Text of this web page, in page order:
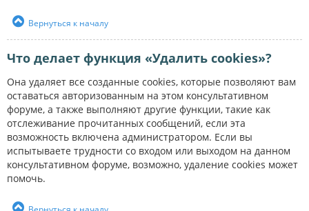
Вернуться к началу
Что делает функция «Удалить cookies»?
Она удаляет все созданные cookies, которые позволяют вам
оставаться авторизованным на этом консультативном
форуме, а также выполняют другие функции, такие как
отслеживание прочитанных сообщений, если эта
возможность включена администратором. Если вы
испытываете трудности со входом или выходом на данном
консультативном форуме, возможно, удаление cookies может
помочь.